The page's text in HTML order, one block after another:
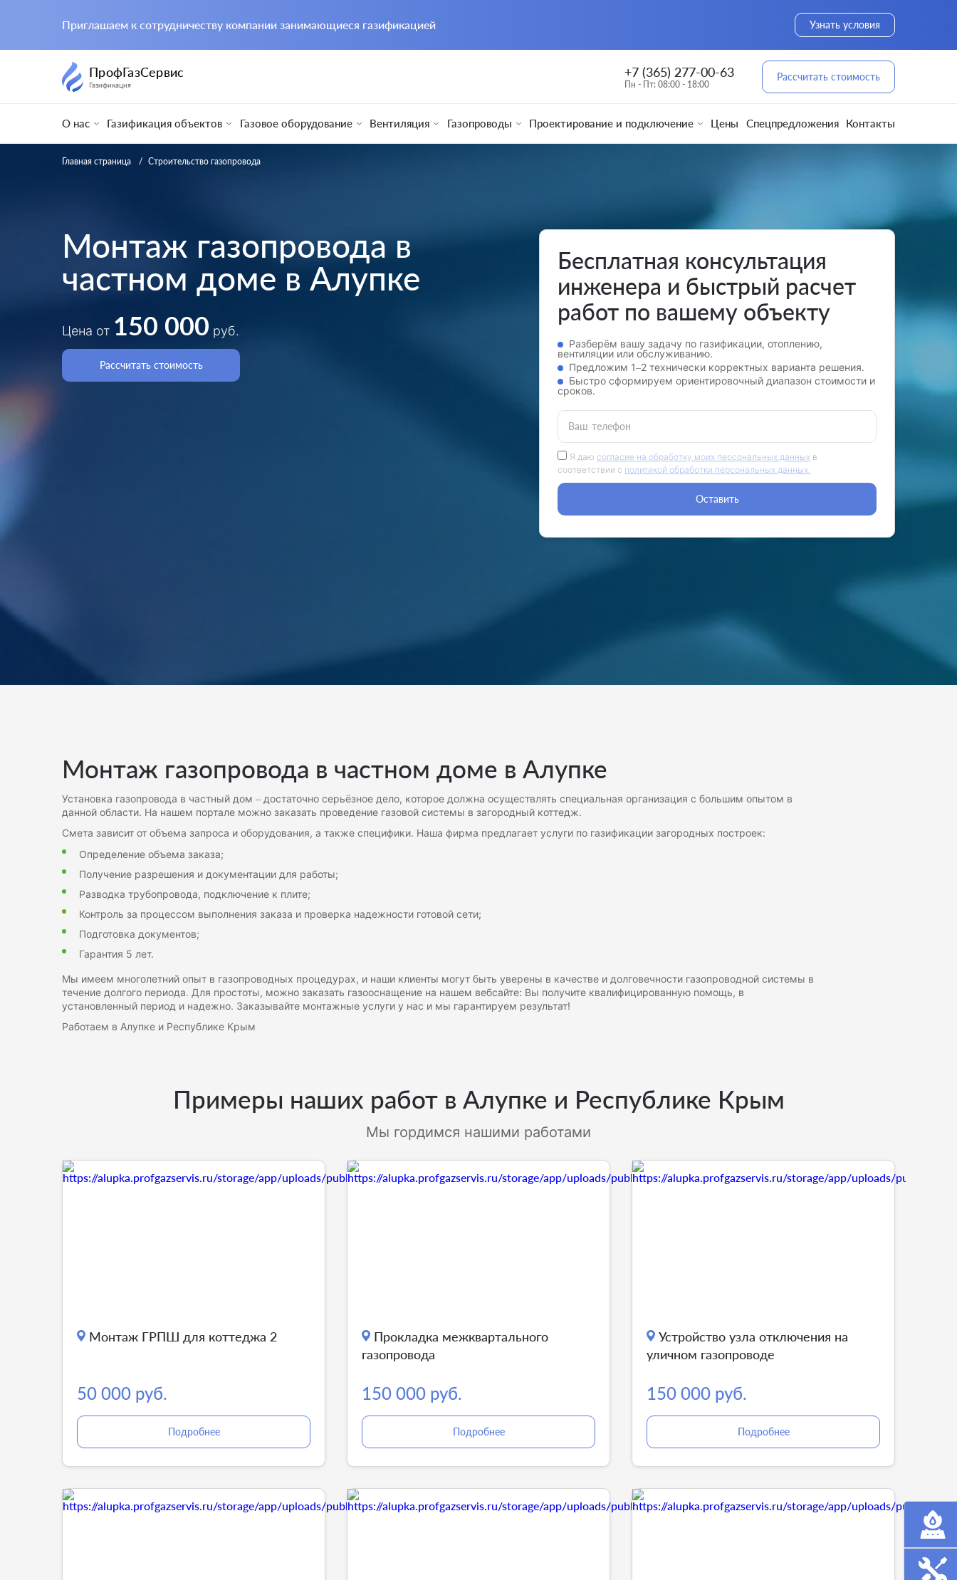
Приглашаем к сотрудничеству компании занимающиеся газификацией Узнать условия
ПрофГазСервис
Газификация
+7 (365) 277-00-63
Пн - Пт: 08:00 - 18:00
Рассчитать стоимость
О нас Газификация объектов Газовое оборудование Вентиляция Газопроводы Проектирование и подключение Цены Спецпредложения Контакты
Главная страница Строительство газопровода
Монтаж газопровода в
частном доме в Алупке
Цена от 150 000 руб.
Рассчитать стоимость
Бесплатная консультация
инженера и быстрый расчет
работ по вашему объекту
Разберём вашу задачу по газификации, отоплению,
вентиляции или обслуживанию.
Предложим 1–2 технически корректных варианта решения.
Быстро сформируем ориентировочный диапазон стоимости и
сроков.
Ваш телефон
Я даю согласие на обработку моих персональных данных в
соответствии с политикой обработки персональных данных.
Оставить
Монтаж газопровода в частном доме в Алупке
Установка газопровода в частный дом – достаточно серьёзное дело, которое должна осуществлять специальная организация с большим опытом в
данной области. На нашем портале можно заказать проведение газовой системы в загородный коттедж.
Смета зависит от объема запроса и оборудования, а также специфики. Наша фирма предлагает услуги по газификации загородных построек:
Определение объема заказа;
Получение разрешения и документации для работы;
Разводка трубопровода, подключение к плите;
Контроль за процессом выполнения заказа и проверка надежности готовой сети;
Подготовка документов;
Гарантия 5 лет.
Мы имеем многолетний опыт в газопроводных процедурах, и наши клиенты могут быть уверены в качестве и долговечности газопроводной системы в
течение долгого периода. Для простоты, можно заказать газооснащение на нашем вебсайте: Вы получите квалифицированную помощь, в
установленный период и надежно. Заказывайте монтажные услуги у нас и мы гарантируем результат!
Работаем в Алупке и Республике Крым
Примеры наших работ в Алупке и Республике Крым
Мы гордимся нашими работами
Монтаж ГРПШ для коттеджа 2
50 000 руб.
Подробнее
Прокладка межквартального
газопровода
150 000 руб.
Подробнее
Устройство узла отключения на
уличном газопроводе
150 000 руб.
Подробнее